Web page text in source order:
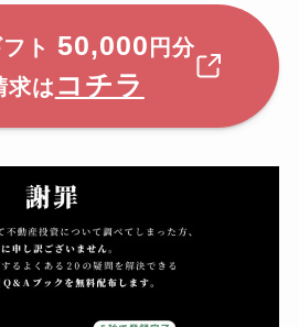
ト 50,000 円分
求は コチラ